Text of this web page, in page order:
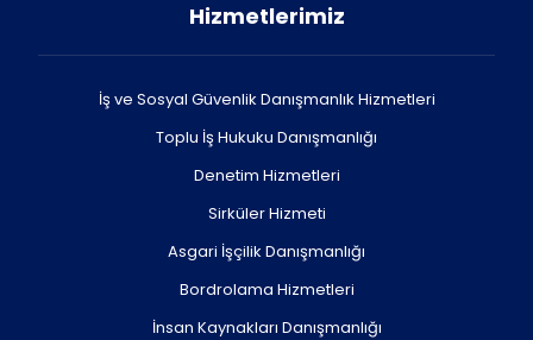
Hizmetlerimiz
İş ve Sosyal Güvenlik Danışmanlık Hizmetleri
Toplu İş Hukuku Danışmanlığı
Denetim Hizmetleri
Sirküler Hizmeti
Asgari İşçilik Danışmanlığı
Bordrolama Hizmetleri
İnsan Kaynakları Danışmanlığı